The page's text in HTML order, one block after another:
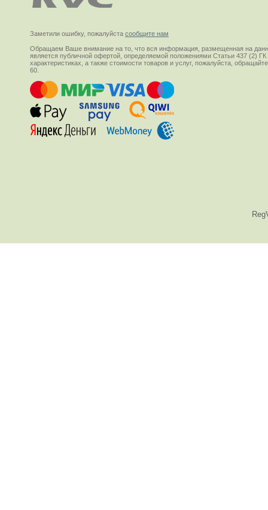
Заметили ошибку, пожалуйста сообщите нам
Обращаем Ваше внимание на то, что вся информация, размещенная на
является публичной офертой, определяемой положениями Статьи 437 (2)
характеристиках, а также стоимости товаров и услуг, пожалуйста,
60.